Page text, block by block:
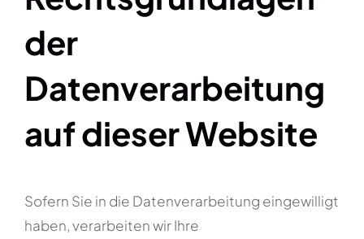
der
Datenverarbeitung
auf dieser Website
Sofern Sie in die Datenverarbeitung eingewilligt
haben, verarbeiten wir Ihre